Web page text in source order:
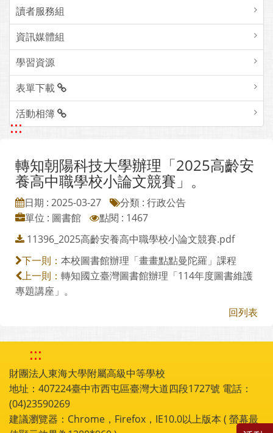
讀者服務組
資訊媒體組
學習資源
表單下載
活動相簿
:::
轉知朝陽科技大學辦理「2025高齡安
養高中職學校小論文競賽」。
日期 : 2025-03-27
分類 : 行政公告
單位 : 圖書館
點閱 : 1467
11396_2025高齡安養高中職學校小論文競賽.pdf
下一則： 本校圖書館辦理「畫畫點點曼陀羅」課程
上一則： 轉知國立臺灣圖書館辦理「114年度圖書維護
專題講座」。
回列表
:::
財團法人東海大學附屬高級中等學校
地址：407224臺中市西屯區臺灣大道四段1727號 電話：
(04)23590269
建議瀏覽器：Chrome，Firefox，IE10.0以上版本 ( 螢幕最